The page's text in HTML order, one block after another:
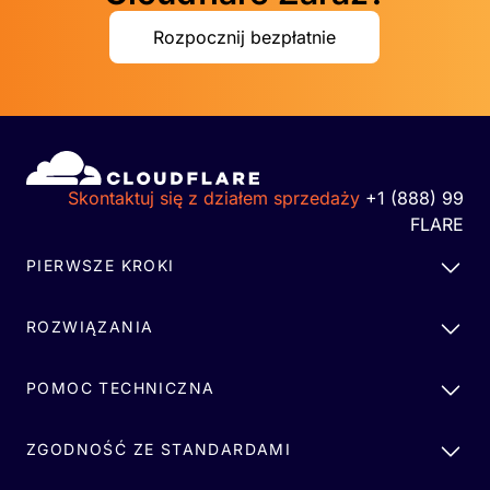
Rozpocznij bezpłatnie
Skontaktuj się z działem sprzedaży +1 (888) 99
FLARE
PIERWSZE KROKI
ROZWIĄZANIA
POMOC TECHNICZNA
ZGODNOŚĆ ZE STANDARDAMI